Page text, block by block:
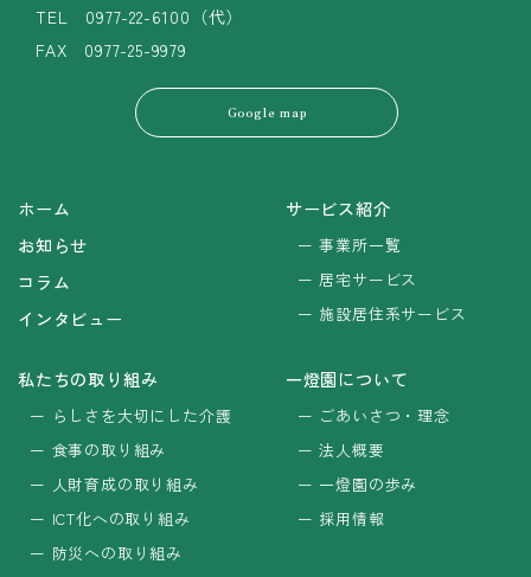
Google map
TEL 0977-22-6100（代）
FAX 0977-25-9979
ホーム
お知らせ
コラム
インタビュー
サービス紹介
事業所一覧
居宅サービス
施設居住系サービス
私たちの取り組み
らしさを大切にした介護
食事の取り組み
人財育成の取り組み
ICT化への取り組み
防災への取り組み
一燈園について
ごあいさつ・理念
法人概要
一燈園の歩み
採用情報